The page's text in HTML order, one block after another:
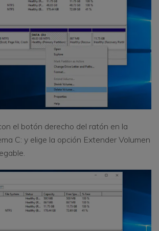
el botón derecho del ratón en la
C: y elige la opción Extender Volumen